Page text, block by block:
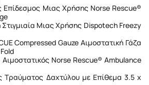
Επίδεσμος Μιας Χρήσης Norse Rescue®
Μιας Χρήσης Dispotech Freezy
Compressed Gauze Αιμοστατική Γάζα
Norse Rescue® Ambulance
Τραύματος Δαχτύλου με Επίθεμα 3.5 x